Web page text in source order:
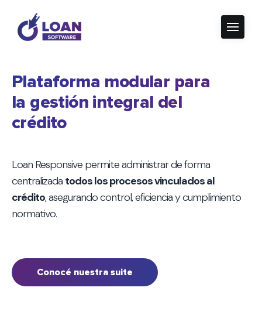
Plataforma modular para
la gestión integral del
crédito
Loan Responsive permite administrar de forma
centralizada todos los procesos vinculados al
crédito, asegurando control, eficiencia y cumplimiento
normativo.
Conocé nuestra suite